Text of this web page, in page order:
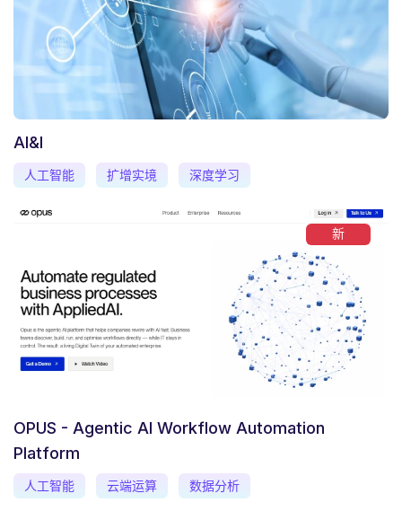
AI&I
人工智能 扩增实境 深度学习
新
OPUS - Agentic AI Workflow Automation
Platform
人工智能 云端运算 数据分析